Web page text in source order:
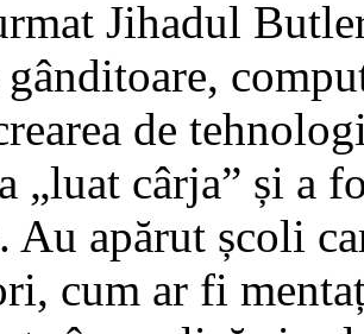
Jihadul
de
„luat cârja” și a
Au apărut școli
cum ar fi